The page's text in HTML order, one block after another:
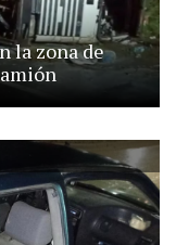
la zona de